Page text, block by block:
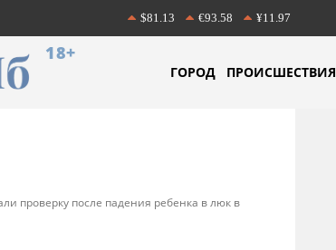
$81.13 €93.58 ¥11.97
18+
ГОРОД ПРОИСШЕСТВИЯ
проверку после падения ребенка в люк в